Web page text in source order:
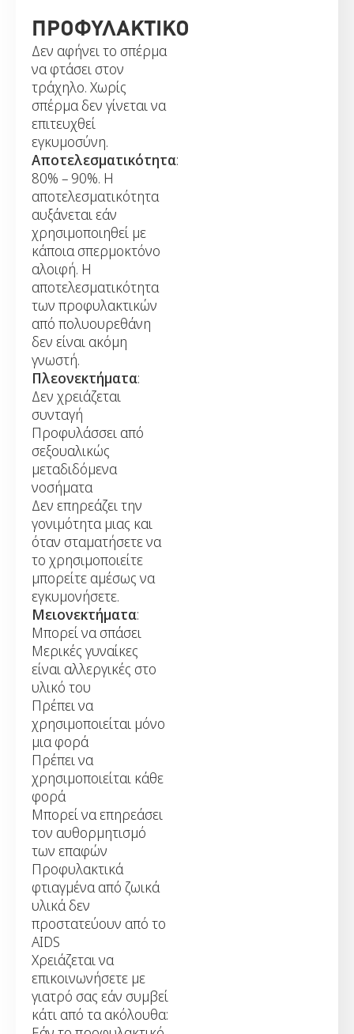
ΠΡΟΦΥΛΑΚΤΙΚΟ
Δεν αφήνει το σπέρμα
να φτάσει στον
τράχηλο. Χωρίς
σπέρμα δεν γίνεται να
επιτευχθεί
εγκυμοσύνη.
Αποτελεσματικότητα:
80% – 90%. Η
αποτελεσματικότητα
αυξάνεται εάν
χρησιμοποιηθεί με
κάποια σπερμοκτόνο
αλοιφή. Η
αποτελεσματικότητα
των προφυλακτικών
από πολυουρεθάνη
δεν είναι ακόμη
γνωστή.
Πλεονεκτήματα:
Δεν χρειάζεται
συνταγή
Προφυλάσσει από
σεξουαλικώς
μεταδιδόμενα
νοσήματα
Δεν επηρεάζει την
γονιμότητα μιας και
όταν σταματήσετε να
το χρησιμοποιείτε
μπορείτε αμέσως να
εγκυμονήσετε.
Μειονεκτήματα:
Μπορεί να σπάσει
Μερικές γυναίκες
είναι αλλεργικές στο
υλικό του
Πρέπει να
χρησιμοποιείται μόνο
μια φορά
Πρέπει να
χρησιμοποιείται κάθε
φορά
Μπορεί να επηρεάσει
τον αυθορμητισμό
των επαφών
Προφυλακτικά
φτιαγμένα από ζωικά
υλικά δεν
προστατεύουν από το
AIDS
Χρειάζεται να
επικοινωνήσετε με
γιατρό σας εάν συμβεί
κάτι από τα ακόλουθα: